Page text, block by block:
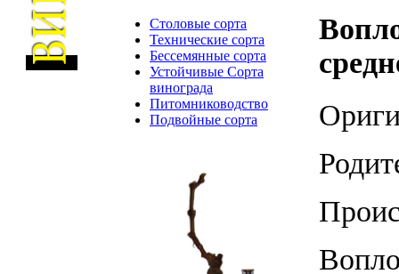
Столовые сорта
Технические сорта
Бессемянные сорта
Устойчивые Сорта
винограда
Питомниководство
Подвойные сорта